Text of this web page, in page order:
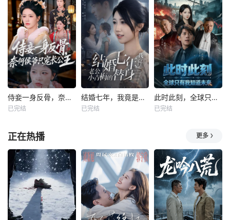
侍妾一身反骨，奈何侯爷只宠长公主
已完结
结婚七年，我竟是老公小青梅的替身
已完结
此时此刻，全球只有我知道未来
已完结
正在热播 更多